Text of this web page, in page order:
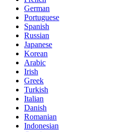
German
Portuguese
Spanish
Russian
Japanese
Korean
Arabic
Irish
Greek
Turkish
Italian
Danish
Romanian
Indonesian